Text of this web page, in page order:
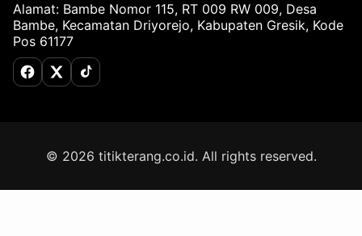
Alamat: Bambe Nomor 115, RT 009 RW 009, Desa
Bambe, Kecamatan Driyorejo, Kabupaten Gresik, Kode
Pos 61177
Facebook
X (Twitter)
TikTok
© 2026 titikterang.co.id. All rights reserved.